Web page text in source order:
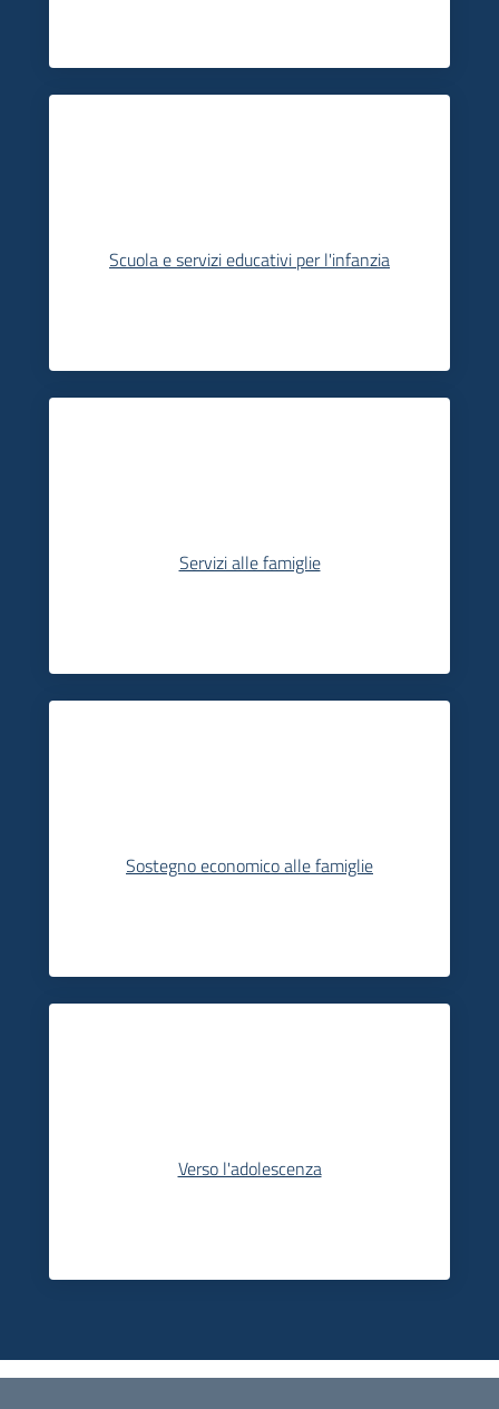
Scuola e servizi educativi per l'infanzia
Servizi alle famiglie
Sostegno economico alle famiglie
Verso l'adolescenza